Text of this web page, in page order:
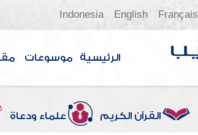
Français
English
Indonesia
الرئيسية موسوعات
القرآن الكريم علماء ودعاة